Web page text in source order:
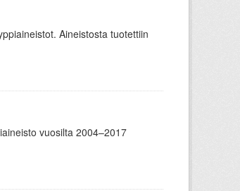
Aineistosta tuotettiin
vuosilta 2004–2017